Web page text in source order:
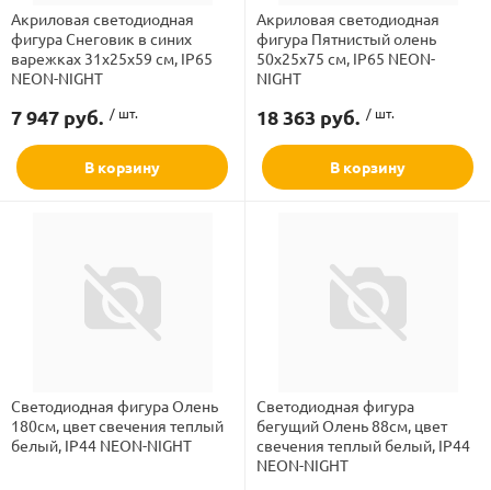
Акриловая светодиодная
фигура Снеговик в синих
варежках 31х25х59 см, IP65
NEON-NIGHT
7 947 руб. / шт.
В корзину
Акриловая светодиодная
фигура Пятнистый олень
50х25х75 см, IP65 NEON-
NIGHT
18 363 руб. / шт.
В корзину
Светодиодная фигура Олень
180см, цвет свечения теплый
белый, IP44 NEON-NIGHT
Светодиодная фигура
бегущий Олень 88см, цвет
свечения теплый белый, IP44
NEON-NIGHT